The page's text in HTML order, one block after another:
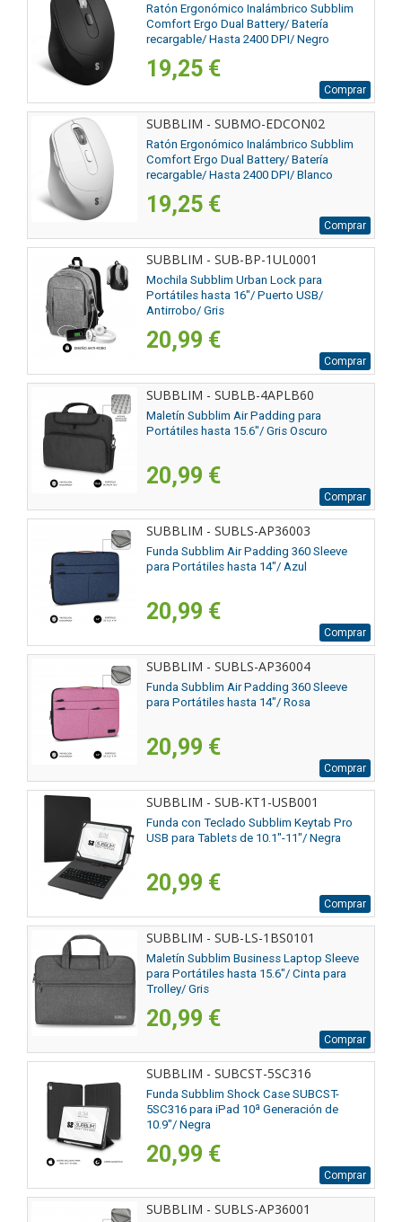
Ratón Ergonómico Inalámbrico Subblim
Comfort Ergo Dual Battery/ Batería
recargable/ Hasta 2400 DPI/ Negro
19,25 €
Comprar
SUBBLIM - SUBMO-EDCON02
Ratón Ergonómico Inalámbrico Subblim
Comfort Ergo Dual Battery/ Batería
recargable/ Hasta 2400 DPI/ Blanco
19,25 €
Comprar
SUBBLIM - SUB-BP-1UL0001
Mochila Subblim Urban Lock para
Portátiles hasta 16"/ Puerto USB/
Antirrobo/ Gris
20,99 €
Comprar
SUBBLIM - SUBLB-4APLB60
Maletín Subblim Air Padding para
Portátiles hasta 15.6"/ Gris Oscuro
20,99 €
Comprar
SUBBLIM - SUBLS-AP36003
Funda Subblim Air Padding 360 Sleeve
para Portátiles hasta 14"/ Azul
20,99 €
Comprar
SUBBLIM - SUBLS-AP36004
Funda Subblim Air Padding 360 Sleeve
para Portátiles hasta 14"/ Rosa
20,99 €
Comprar
SUBBLIM - SUB-KT1-USB001
Funda con Teclado Subblim Keytab Pro
USB para Tablets de 10.1"-11"/ Negra
20,99 €
Comprar
SUBBLIM - SUB-LS-1BS0101
Maletín Subblim Business Laptop Sleeve
para Portátiles hasta 15.6"/ Cinta para
Trolley/ Gris
20,99 €
Comprar
SUBBLIM - SUBCST-5SC316
Funda Subblim Shock Case SUBCST-
5SC316 para iPad 10ª Generación de
10.9"/ Negra
20,99 €
Comprar
SUBBLIM - SUBLS-AP36001